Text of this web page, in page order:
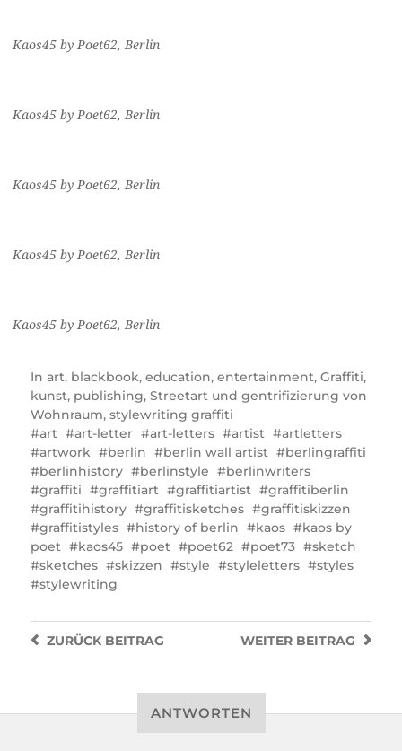
Kaos45 by Poet62, Berlin
Kaos45 by Poet62, Berlin
Kaos45 by Poet62, Berlin
Kaos45 by Poet62, Berlin
Kaos45 by Poet62, Berlin
In art, blackbook, education, entertainment, Graffiti,
kunst, publishing, Streetart und gentrifizierung von
Wohnraum, stylewriting graffiti
art
art-letter art-letters artist
artletters
artwork
berlin berlin wall artist
berlingraffiti
berlinhistory
berlinstyle
berlinwriters
graffiti
graffitiart graffitiartist
graffitiberlin
graffitihistory
graffitisketches
graffitiskizzen
graffitistyles
history of berlin kaos
kaos by
poet
kaos45 poet poet62 poet73
sketch
sketches
skizzen style styleletters
styles
stylewriting
WEITER BEITRAG
ZURÜCKBEITRAG
ANTWORTEN